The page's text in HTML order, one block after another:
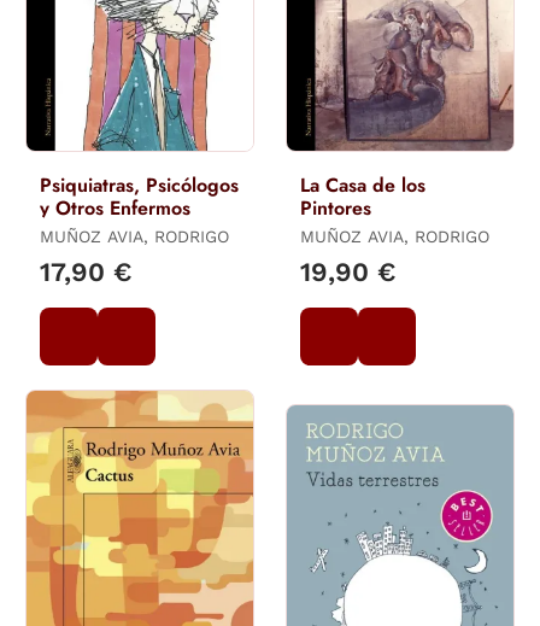
Psiquiatras, Psicólogos
y Otros Enfermos
MUÑOZ AVIA, RODRIGO
17,90 €
La Casa de los
Pintores
MUÑOZ AVIA, RODRIGO
19,90 €